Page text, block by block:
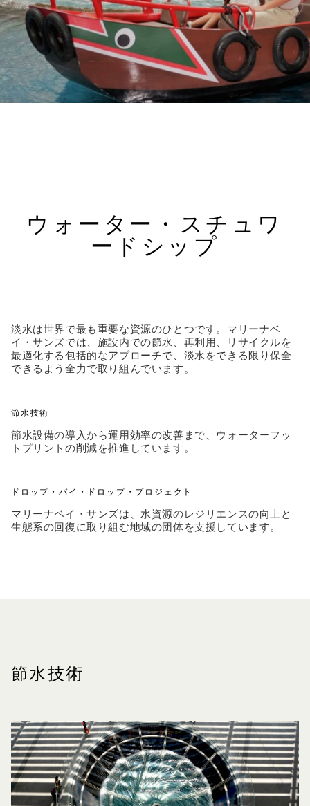
ウォーター・スチュワ
ードシップ
淡水は世界で最も重要な資源のひとつです。マリーナベ
イ・サンズでは、施設内での節水、再利用、リサイクルを
最適化する包括的なアプローチで、淡水をできる限り保全
できるよう全力で取り組んでいます。
節水技術
節水設備の導入から運用効率の改善まで、ウォーターフッ
トプリントの削減を推進しています。
ドロップ・バイ・ドロップ・プロジェクト
マリーナベイ・サンズは、水資源のレジリエンスの向上と
生態系の回復に取り組む地域の団体を支援しています。
節水技術